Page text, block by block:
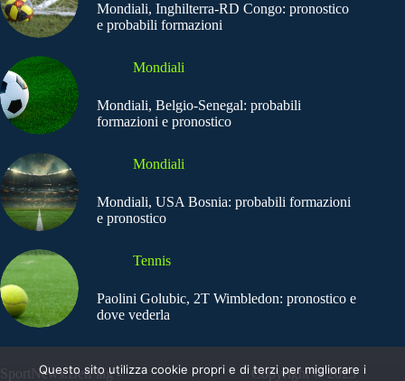
Mondiali, Inghilterra-RD Congo: pronostico
e probabili formazioni
Mondiali
Mondiali, Belgio-Senegal: probabili
formazioni e pronostico
Mondiali
Mondiali, USA Bosnia: probabili formazioni
e pronostico
Tennis
Paolini Golubic, 2T Wimbledon: pronostico e
dove vederla
SportNews.BetFlag - Copyright © 2025
Questo sito utilizza cookie propri e di terzi per migliorare i